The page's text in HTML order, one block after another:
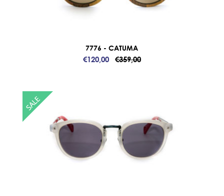
7776 - CATUMA
€120,00 €359,00